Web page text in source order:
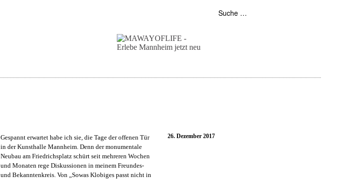
Gespannt erwartet habe ich sie, die Tage der offenen Tür
in der Kunsthalle Mannheim. Denn der monumentale
Neubau am Friedrichsplatz schürt seit mehreren Wochen
und Monaten rege Diskussionen in meinem Freundes-
und Bekanntenkreis. Von „Sowas Klobiges passt nicht in
26. Dezember 2017